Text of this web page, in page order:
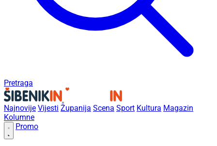
Pretraga
Najnovije Vijesti Županija Scena Sport Kultura Magazin
Kolumne
Promo